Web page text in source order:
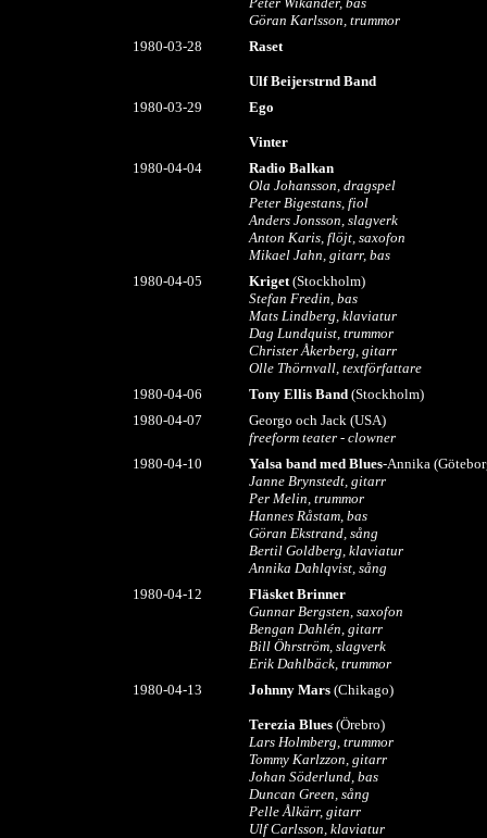
Göran Karlsson, trummor
1980-03-28
Raset
Ulf Beijerstrnd Band
1980-03-29
Ego
Vinter
1980-04-04
Radio Balkan
Ola Johansson, dragspel
Peter Bigestans, fiol
Anders Jonsson, slagverk
Anton Karis, flöjt, saxofon
Mikael Jahn, gitarr, bas
1980-04-05
Kriget(Stockholm)
Stefan Fredin, bas
Mats Lindberg, klaviatur
Dag Lundquist, trummor
Christer Åkerberg, gitarr
Olle Thörnvall, textförfattare
1980-04-06
Tony Ellis Band (Stockholm)
1980-04-07
Georgo och Jack (USA)
freeform teater - clowner
1980-04-10
Yalsa band med Blues-Annika
Janne Brynstedt, gitarr
Per Melin, trummor
Hannes Råstam, bas
Göran Ekstrand, sång
Bertil Goldberg, klaviatur
Annika Dahlqvist, sång
1980-04-12
Fläsket Brinner
Gunnar Bergsten, saxofon
Bengan Dahlén, gitarr
Bill Öhrström, slagverk
Erik Dahlbäck, trummor
1980-04-13
Johnny Mars (Chikago)
Terezia Blues (Örebro)
Lars Holmberg, trummor
Tommy Karlzzon, gitarr
Johan Söderlund, bas
Duncan Green, sång
Pelle Ålkärr, gitarr
Ulf Carlsson, klaviatur